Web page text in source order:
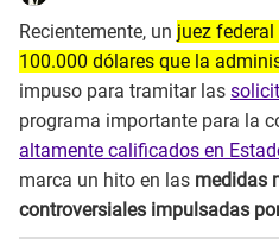
Recientemente, un juez
100.000 dólares que la
impuso para tramitar las
programa importante para la
altamente calificados en
marca un hito en las medidas
controversiales impulsadas